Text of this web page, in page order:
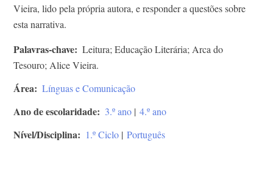
Vieira, lido pela própria autora, e responder a questões sobre
esta narrativa.
Palavras-chave
Leitura; Educação Literária; Arca do
Tesouro; Alice Vieira.
Área Línguas e Comunicação
Ano de escolaridade 3.º ano | 4.º ano
Nível/Disciplina 1.º Ciclo | Português